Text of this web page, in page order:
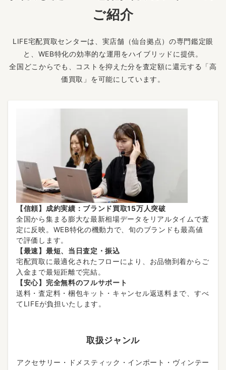
ご紹介
LIFE宅配買取センターは、実店舗（仙台拠点）の専門鑑定眼
と、WEB特化の効率的な運用をハイブリッドに提供。
全国どこからでも、コストを抑えた分を査定額に還元する「高
価買取」を可能にしています。
【信頼】成約実績：ブランド買取15万人突破
全国から集まる膨大な最新相場データをリアルタイムで査
定に反映。WEB特化の機動力で、旬のブランドも最高値
で評価します。
【最速】最短、当日査定・振込
宅配買取に最適化されたフローにより、お品物到着からご
入金まで最短距離で完結。
【安心】完全無料のフルサポート
送料・査定料・梱包キット・キャンセル返送料まで、すべ
てLIFEが負担いたします。
取扱ジャンル
アクセサリー・ドメスティック・インポート・ヴィンテー